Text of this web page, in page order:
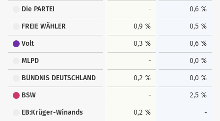
Die PARTEI - 0,6 %
FREIE WÄHLER 0,9 % 0,5 %
Volt 0,3 % 0,6 %
MLPD - 0,0 %
BÜNDNIS DEUTSCHLAND 0,2 % 0,0 %
BSW - 2,5 %
EB:Krüger-Winands 0,2 % -